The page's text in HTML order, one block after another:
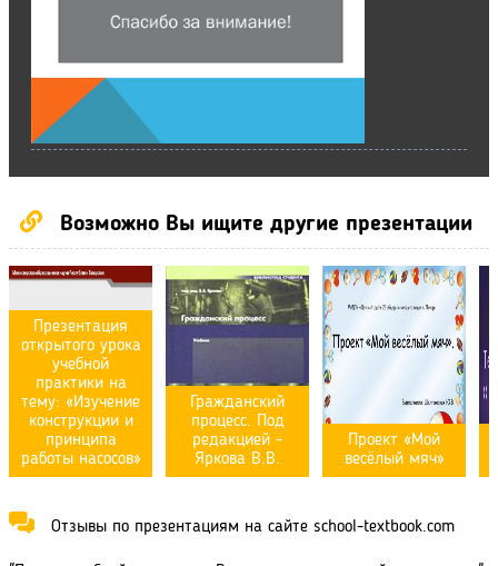
Возможно Вы ищите другие презентации
Презентация
открытого урока
учебной
практики на
тему: «Изучение
конструкции и
принципа
работы насосов»
Гражданский
процесс. Под
редакцией -
Яркова В.В.
Проект «Мой
весёлый мяч»
Отзывы по презентациям на сайте school-textbook.com